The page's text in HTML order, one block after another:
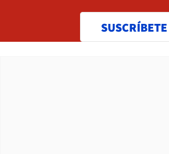
SUSCRÍBETE